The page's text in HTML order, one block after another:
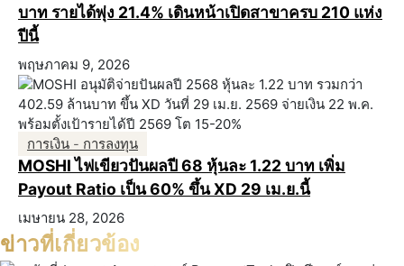
บาท รายได้พุ่ง 21.4% เดินหน้าเปิดสาขาครบ 210 แห่ง
ปีนี้
พฤษภาคม 9, 2026
การเงิน - การลงทุน
MOSHI ไฟเขียวปันผลปี 68 หุ้นละ 1.22 บาท เพิ่ม
Payout Ratio เป็น 60% ขึ้น XD 29 เม.ย.นี้
เมษายน 28, 2026
ข่าวที่เกี่ยวข้อง